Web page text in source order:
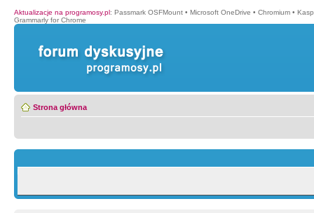
Aktualizacje na programosy.pl: Passmark OSFMount • Microsoft OneDrive • Chromium •
Grammarly for Chrome
Strona główna